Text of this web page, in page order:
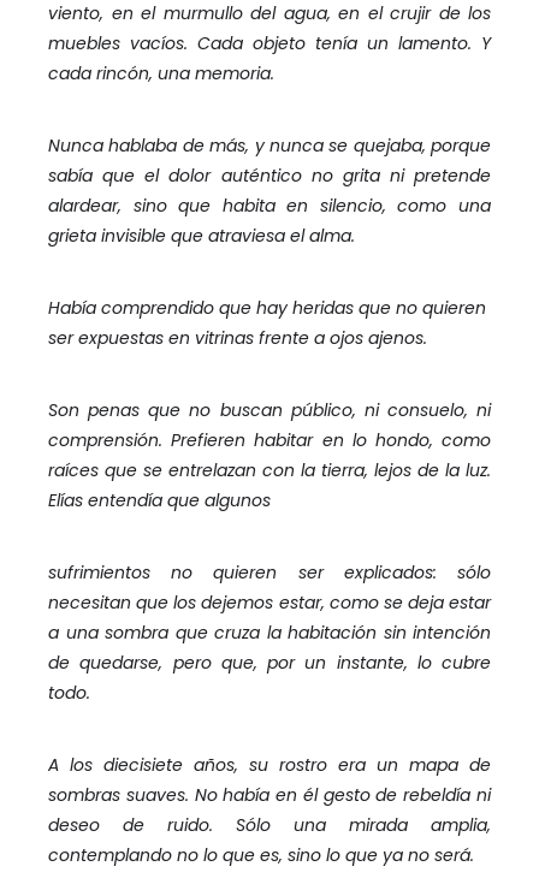
viento, en el murmullo del agua, en el crujir de los
muebles vacíos. Cada objeto tenía un lamento. Y
cada rincón, una memoria.
Nunca hablaba de más, y nunca se quejaba, porque
sabía que el dolor auténtico no grita ni pretende
alardear, sino que habita en silencio, como una
grieta invisible que atraviesa el alma.
Había comprendido que hay heridas que no quieren
ser expuestas en vitrinas frente a ojos ajenos.
Son penas que no buscan público, ni consuelo, ni
comprensión. Prefieren habitar en lo hondo, como
raíces que se entrelazan con la tierra, lejos de la luz.
Elías entendía que algunos
sufrimientos no quieren ser explicados: sólo
necesitan que los dejemos estar, como se deja estar
a una sombra que cruza la habitación sin intención
de quedarse, pero que, por un instante, lo cubre
todo.
A los diecisiete años, su rostro era un mapa de
sombras suaves. No había en él gesto de rebeldía ni
deseo de ruido. Sólo una mirada amplia,
contemplando no lo que es, sino lo que ya no será.